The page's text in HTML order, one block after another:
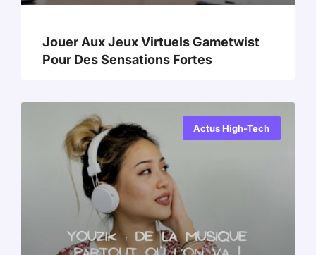
Jouer Aux Jeux Virtuels Gametwist
Pour Des Sensations Fortes
Actus High-Tech